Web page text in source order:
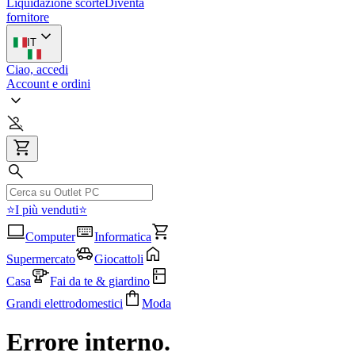
Liquidazione scorteDiventa
fornitore
IT
Ciao, accedi
Account e ordini
⭐I più venduti⭐
Computer
Informatica
Supermercato
Giocattoli
Casa
Fai da te & giardino
Grandi elettrodomestici
Moda
Errore interno.